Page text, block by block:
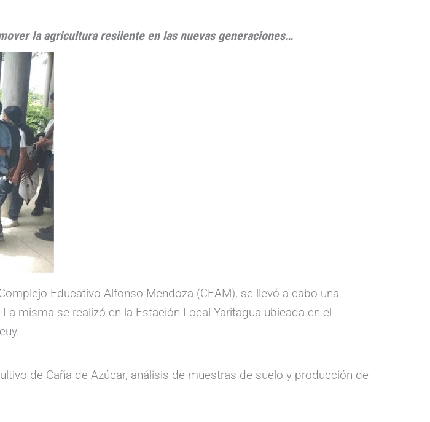
la agricultura resilente en las nuevas generaciones…
Educativo Alfonso Mendoza (CEAM), se llevó a cabo una
misma se realizó en la Estación Local Yaritagua ubicada en el
de Caña de Azúcar, análisis de muestras de suelo y producción de